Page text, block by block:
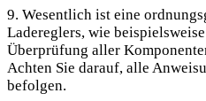
9. Wesentlich ist eine
Ladereglers, wie
Überprüfung aller
Achten Sie darauf, alle
befolgen.